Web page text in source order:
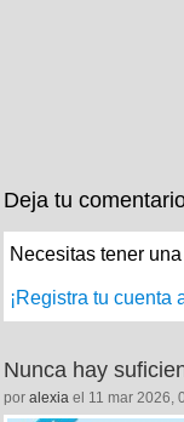
Deja tu
Necesitas tener
¡Registra tu cuenta
Nunca hay
por alexia el 11 mar 2026,